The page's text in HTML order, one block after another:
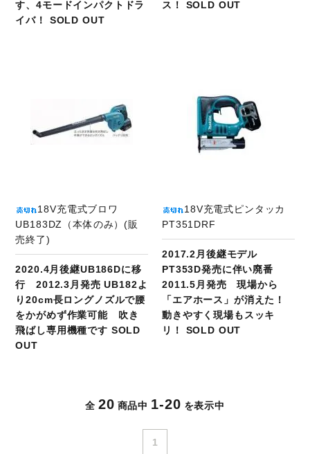
す、4モードインパクトドラ
イバ！ SOLD OUT
ス！ SOLD OUT
18V充電式ブロワ
UB183DZ（本体のみ）(販
売終了)
2020.4月後継UB186Dに移
行 2012.3月発売 UB182よ
り20cm長ロングノズルで腰
をかがめず作業可能 吹き
飛ばし専用機種です SOLD
OUT
18V充電式ピンタッカ
PT351DRF
2017.2月後継モデル
PT353D発売に伴い廃番
2011.5月発売 現場から
「エアホース」が消えた！
動きやすく現場もスッキ
リ！ SOLD OUT
全 20 商品中 1-20 を表示中
1